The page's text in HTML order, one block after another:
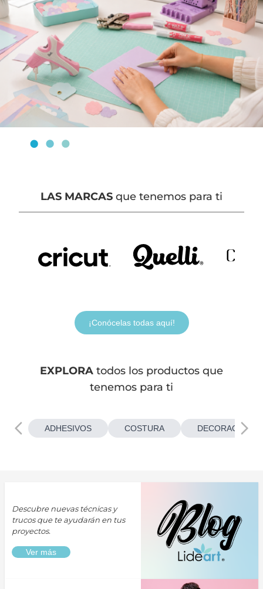
LAS MARCAS que tenemos para ti
¡Conócelas todas aquí!
EXPLORA todos los productos que
tenemos para ti
ADHESIVOS COSTURA
Descubre nuevas técnicas y
trucos que te ayudarán en tus
proyectos.
Ver más